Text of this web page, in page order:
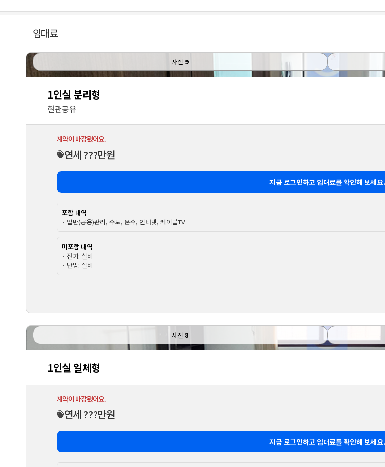
임대료
사진 9
1인실 분리형
현관공유
계약이 마감됐어요.
연세 ???만원
지금 로그인하고 임대료를 확인해 보세요.
포함 내역
· 일반(공용)관리, 수도, 온수, 인터넷, 케이블TV
미포함 내역
· 전기: 실비
· 난방: 실비
사진 8
1인실 일체형
계약이 마감됐어요.
연세 ???만원
지금 로그인하고 임대료를 확인해 보세요.